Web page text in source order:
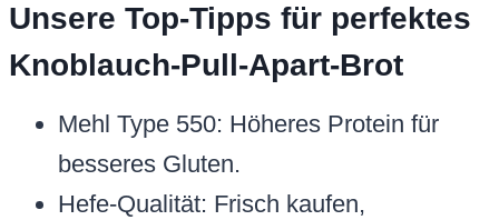
Unsere Top-Tipps für perfektes
Knoblauch-Pull-Apart-Brot
Mehl Type 550: Höheres Protein für
besseres Gluten.
Hefe-Qualität: Frisch kaufen,